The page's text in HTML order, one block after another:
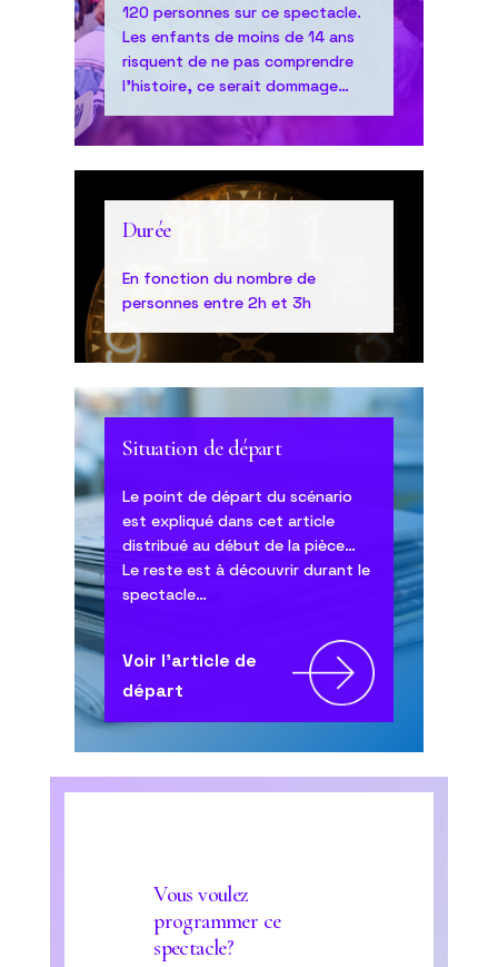
120 personnes sur ce spectacle.
Les enfants de moins de 14 ans
risquent de ne pas comprendre
l’histoire, ce serait dommage…
Durée
En fonction du nombre de
personnes entre 2h et 3h
Situation de départ
Le point de départ du scénario
est expliqué dans cet article
distribué au début de la pièce…
Le reste est à découvrir durant le
spectacle…
Voir l'article de
départ
Vous voulez
programmer ce
spectacle?